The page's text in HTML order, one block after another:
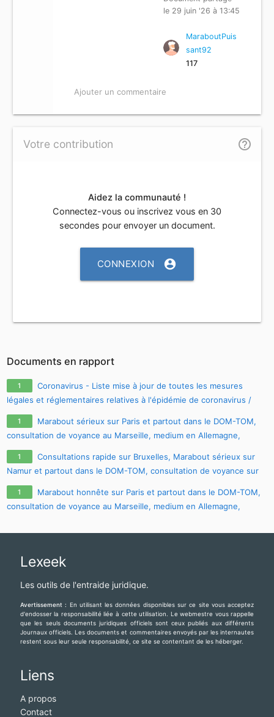
le 29 juin '26 à 13:45
MaraboutPuis
sant92
117
Ajouter un commentaire
Votre contribution help_outline
Aidez la communauté !
Connectez-vous ou inscrivez vous en 30
secondes pour envoyer un document.
CONNEXION account_circle
Documents en rapport
1
Coronavirus - Liste mise à jour de toutes les mesures
légales et réglementaires relatives à l'épidémie de coronavirus /
covid-19 / sars-cov-2
1
Marabout sérieux sur Paris et partout dans le DOM-TOM,
consultation de voyance au Marseille, medium en Allemagne,
voyant disponible Bruxelles, marabout sur Nantes, consultation
spirituelle sur Lyon, consultation à Pointe-à-Pitre, Contact
WhatsApp: +233 57 651 4924
1
Consultations rapide sur Bruxelles, Marabout sérieux sur
Namur et partout dans le DOM-TOM, consultation de voyance sur
Strasbourg, medium en Suisse, voyant disponible Lyon, marabout
sur Nantes, consultation spirituelle sur Paris, Contact WhatsApp:
+233 57 651 4924
1
Marabout honnête sur Paris et partout dans le DOM-TOM,
consultation de voyance au Marseille, medium en Allemagne,
spirituelle sur Lyon, consultation à Pointe-à-Pitre, Contact
Lexeek
Les outils de l'entraide juridique.
Avertissement :
En utilisant les données disponibles sur ce site vous acceptez
d'endosser la responsabilité liée à cette utilisation. Le webmestre vous rappelle
que les seuls documents juridiques officiels sont ceux publiés aux différents
Journaux officiels. Les documents et commentaires envoyés par les internautes
restent sous leur seule responsabilité, ce site se contentant de les héberger.
Liens
A propos
Contact